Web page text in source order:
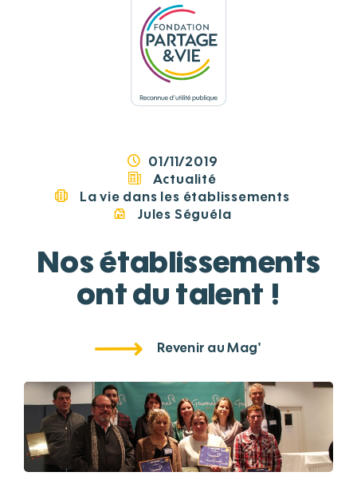
01/11/2019
Actualité
La vie dans les établissements
Jules Séguéla
Nos établissements
ont du talent !
Revenir au Mag'
Panneau de gestion des cookies